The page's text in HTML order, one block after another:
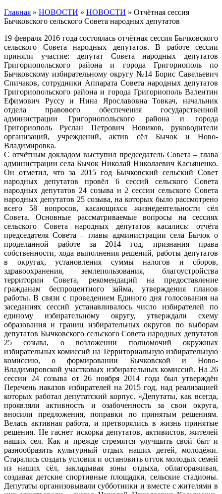
Главная » НОВОСТИ » НОВОСТИ » Отчётная сессия
Бычковского сельского Совета народных депутатов
19 февраля 2016 года состоялась отчётная сессия Бычковского
сельского Совета народных депутатов. В работе сессии
приняли участие: депутат Совета народных депутатов
Григориопольского района и города Григориополь по
Бычковскому избирательному округу №14 Борис Савельевич
Спичаков, сотрудники Аппарата Совета народных депутатов
Григориопольского района и города Григориополь Валентин
Ефимович Руссу и Нина Ярославовна Товкач, начальник
отдела правового обеспечения государственной
администрации Григориопольского района и города
Григориополь Руслан Петрович Новиков, руководители
организаций, учреждений, актив сёл Бычок и Ново-
Владимировка.
С отчётным докладом выступил председатель Совета – глава
администрации села Бычок Николай Николаевич Касьяненко.
Он отметил, что за 2015 год Бычковский сельский Совет
народных депутатов провёл 6 сессий сельского Совета
народных депутатов 24 созыва и 2 сессии сельского Совета
народных депутатов 25 созыва, на которых было рассмотрено
всего 58 вопросов, касающихся жизнедеятельности сёл
Совета. Основные рассматриваемые вопросы на сессиях
сельского Совета народных депутатов касались: отчёта
председателя Совета – главы администрации села Бычок о
проделанной работе за 2014 год, признания права
собственности, хода выполнения решений, работы депутатов
в округах, установления суммы налогов и сборов,
здравоохранения, землепользования, благоустройства
территории Совета, рекомендаций на предоставление
гражданам беспроцентного займа, утверждения планов
работы. В связи с проведением Единого дня голосования на
заседаниях сессий устанавливалось число избирателей по
единому избирательному округу, утверждали схему
образования и границ избирательных округов по выборам
депутатов Бычковского сельского Совета народных депутатов
25 созыва, о возложении полномочий окружных
избирательных комиссий на Территориальную избирательную
комиссию, о формировании Бычковской и Ново-
Владимировской участковых избирательных комиссий. На 26
сессии 24 созыва от 26 ноября 2014 года был утверждён
Перечень наказов избирателей на 2015 год, над реализацией
которых работал депутатский корпус. «Депутаты, как всегда,
проявляли активность и озабоченность за свои округа,
вносили предложения, поправки по принятым решениям.
Велась активная работа, и претворялись в жизнь принятые
решения. Не гаснет искорка депутатов, активистов, жителей
наших сел. Как и прежде стремятся улучшить свой быт и
разнообразить культурный отдых наших детей, молодёжи.
Старались создать условия и остановить отток молодых семей
из наших сёл, закладывая зоны отдыха, облагораживая,
создавая детские спортивные площадки, сельские стадионы.
Депутаты организовывали субботники и вместе с жителями в